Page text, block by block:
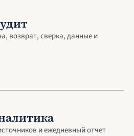
возврат, сверка, данные и
и ежедневный отчет